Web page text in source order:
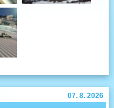
07. 8. 2026